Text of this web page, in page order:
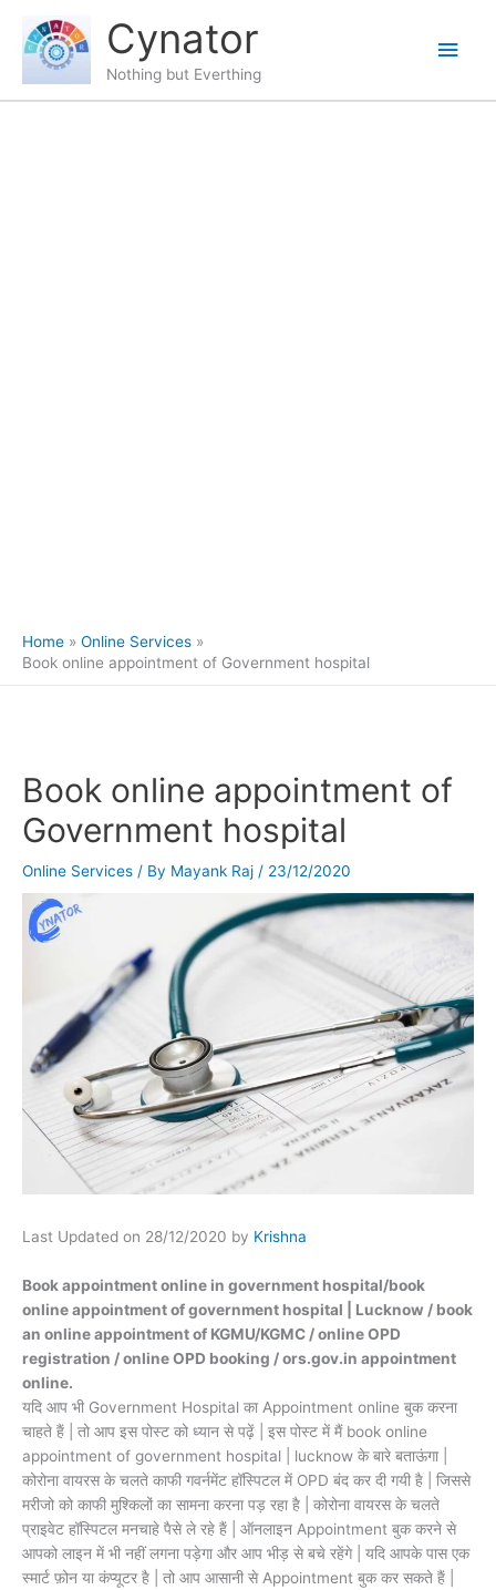
content
content
Cynator
Nothing but Everthing
Home
Online Services
Book online appointment of Government hospital
Book online appointment of
Government hospital
Online Services / By Mayank Raj / 23/12/2020
Last Updated on 28/12/2020 by Krishna
Book appointment online in government hospital/book
online appointment of government hospital | Lucknow / book
an online appointment of KGMU/KGMC / online OPD
registration / online OPD booking / ors.gov.in appointment
online.
यदि आप भी Government Hospital का Appointment online बुक करना
चाहते हैं | तो आप इस पोस्ट को ध्यान से पढ़ें | इस पोस्ट में मैं book online
appointment of government hospital | lucknow के बारे बताऊंगा |
कोरोना वायरस के चलते काफी गवर्नमेंट हॉस्पिटल में OPD बंद कर दी गयी है | जिससे
मरीजो को काफी मुश्किलों का सामना करना पड़ रहा है | कोरोना वायरस के चलते
प्राइवेट हॉस्पिटल मनचाहे पैसे ले रहे हैं | ऑनलाइन Appointment बुक करने से
आपको लाइन में भी नहीं लगना पड़ेगा और आप भीड़ से बचे रहेंगे | यदि आपके पास एक
स्मार्ट फ़ोन या कंप्यूटर है | तो आप आसानी से Appointment बुक कर सकते हैं |